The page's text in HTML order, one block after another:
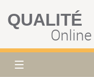
QUALITÉ
Online